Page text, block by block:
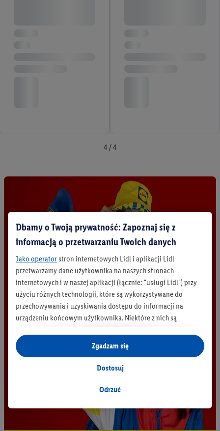
4 / 4
Dbamy o Twoją prywatność: Zapoznaj się z
informacją o przetwarzaniu Twoich danych
Jako operatorstron internetowych Lidl i aplikacji Lidl
przetwarzamy dane użytkownika na naszych stronach
internetowych i w naszej aplikacji (łącznie: "usługi Lidl") przy
użyciu różnych technologii, które są wykorzystywane do
przechowywania i uzyskiwania dostępu do informacji na
urządzeniu końcowym użytkownika. Niektóre z nich są
są za zgodą użytkownika - również przez partnerów (
jako odrębnych
administratorów lub współadministratorów
danych osobowych; w związku z IAB TCF łącznie
generowania statystyk lub prezentowania
Przetwarzanie danych na potrzeby personalizacji reklam
odbywa się w celu kontrolowania naszych własnych reklam i
Odrzuć
Dostosuj
Zgadzam się